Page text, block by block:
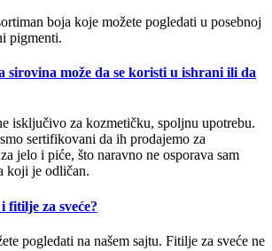
boja koje možete pogledati u posebnoj
pigmenti.
sirovina može da se koristi u ishrani ili da
isključivo za kozmetičku, spoljnu upotrebu.
sertifikovani da ih prodajemo za
jelo i piće, što naravno ne osporava sam
koji je odličan.
fitilje za sveće?
pogledati na našem sajtu. Fitilje za sveće ne